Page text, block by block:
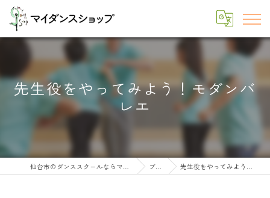
先生役をやってみよう！モダンバ
レエ
仙台市のダンススクールならマイダンスショップ ブログ 先生役をやってみよう！モダンバレエ